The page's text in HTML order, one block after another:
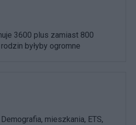
3600 plus zamiast 800
byłyby ogromne
mieszkania, ETS,